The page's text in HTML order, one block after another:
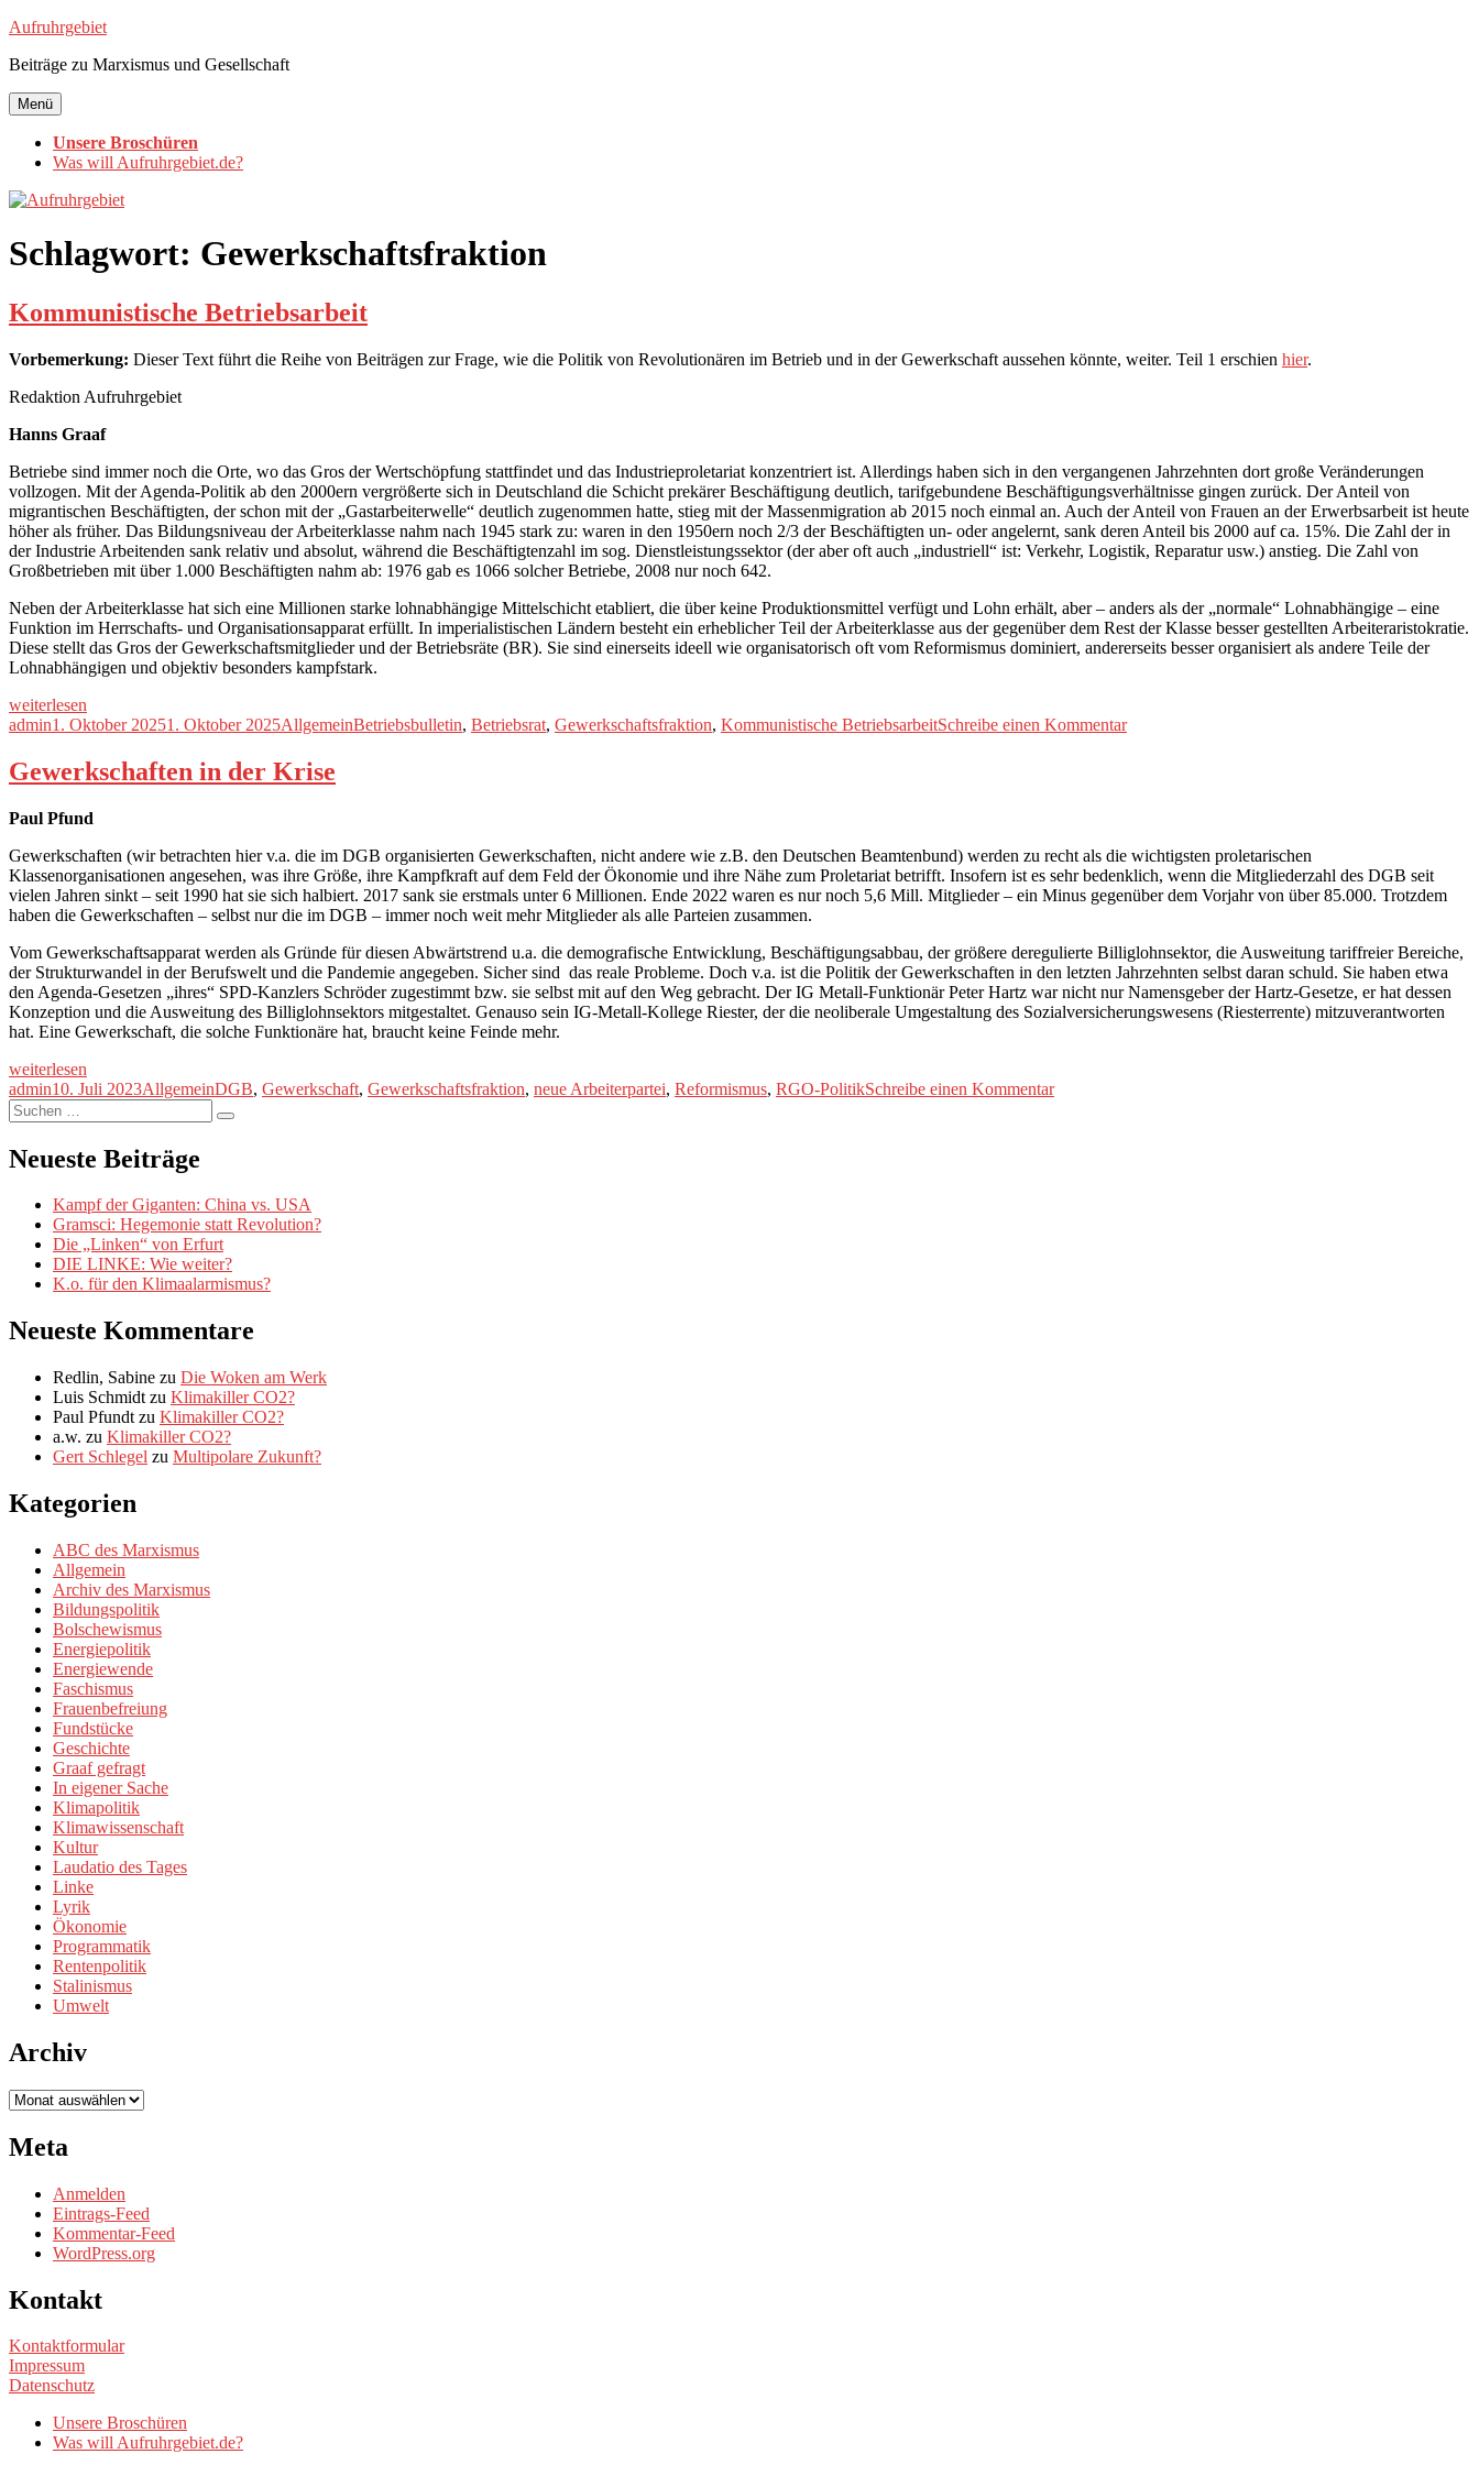
Zum
springen
Aufruhrgebiet
Beiträge zu Marxismus und Gesellschaft
Menü
Unsere Broschüren
Was will Aufruhrgebiet.de?
Schlagwort: Gewerkschaftsfraktion
Kommunistische Betriebsarbeit
Vorbemerkung: Dieser Text führt die Reihe von Beiträgen zur Frage, wie die Politik von Revolutionären im Betrieb und in der Gewerkschaft aussehen könnte, weiter. Teil 1 erschien hier.
Redaktion Aufruhrgebiet
Hanns Graaf
Betriebe sind immer noch die Orte, wo das Gros der Wertschöpfung stattfindet und das Industrieproletariat konzentriert ist. Allerdings haben sich in den vergangenen Jahrzehnten dort große Veränderungen
vollzogen. Mit der Agenda-Politik ab den 2000ern vergrößerte sich in Deutschland die Schicht prekärer Beschäftigung deutlich, tarifgebundene Beschäftigungsverhältnisse gingen zurück. Der Anteil von
migrantischen Beschäftigten, der schon mit der „Gastarbeiterwelle“ deutlich zugenommen hatte, stieg mit der Massenmigration ab 2015 noch einmal an. Auch der Anteil von Frauen an der Erwerbsarbeit ist heute
höher als früher. Das Bildungsniveau der Arbeiterklasse nahm nach 1945 stark zu: waren in den 1950ern noch 2/3 der Beschäftigten un- oder angelernt, sank deren Anteil bis 2000 auf ca. 15%. Die Zahl der in
der Industrie Arbeitenden sank relativ und absolut, während die Beschäftigtenzahl im sog. Dienstleistungssektor (der aber oft auch „industriell“ ist: Verkehr, Logistik, Reparatur usw.) anstieg. Die Zahl von
Großbetrieben mit über 1.000 Beschäftigten nahm ab: 1976 gab es 1066 solcher Betriebe, 2008 nur noch 642.
Neben der Arbeiterklasse hat sich eine Millionen starke lohnabhängige Mittelschicht etabliert, die über keine Produktionsmittel verfügt und Lohn erhält, aber – anders als der „normale“ Lohnabhängige – eine
Funktion im Herrschafts- und Organisationsapparat erfüllt. In imperialistischen Ländern besteht ein erheblicher Teil der Arbeiterklasse aus der gegenüber dem Rest der Klasse besser gestellten Arbeiteraristokratie.
Diese stellt das Gros der Gewerkschaftsmitglieder und der Betriebsräte (BR). Sie sind einerseits ideell wie organisatorisch oft vom Reformismus dominiert, andererseits besser organisiert als andere Teile der
Lohnabhängigen und objektiv besonders kampfstark.
„Kommunistische
Betriebsarbeit“
weiterlesen
Autor
adminVeröffentlicht
1. Oktober 20251. Oktober 2025Kategorien
AllgemeinSchlagwörter
Betriebsbulletin, Betriebsrat, Gewerkschaftsfraktion, Kommunistische BetriebsarbeitSchreibe einen Kommentarzu
Gewerkschaften in der Krise
Paul Pfund
Gewerkschaften (wir betrachten hier v.a. die im DGB organisierten Gewerkschaften, nicht andere wie z.B. den Deutschen Beamtenbund) werden zu recht als die wichtigsten proletarischen
Klassenorganisationen angesehen, was ihre Größe, ihre Kampfkraft auf dem Feld der Ökonomie und ihre Nähe zum Proletariat betrifft. Insofern ist es sehr bedenklich, wenn die Mitgliederzahl des DGB seit
vielen Jahren sinkt – seit 1990 hat sie sich halbiert. 2017 sank sie erstmals unter 6 Millionen. Ende 2022 waren es nur noch 5,6 Mill. Mitglieder – ein Minus gegenüber dem Vorjahr von über 85.000. Trotzdem
haben die Gewerkschaften – selbst nur die im DGB – immer noch weit mehr Mitglieder als alle Parteien zusammen.
Vom Gewerkschaftsapparat werden als Gründe für diesen Abwärtstrend u.a. die demografische Entwicklung, Beschäftigungsabbau, der größere deregulierte Billiglohnsektor, die Ausweitung tariffreier Bereiche,
der Strukturwandel in der Berufswelt und die Pandemie angegeben. Sicher sind das reale Probleme. Doch v.a. ist die Politik der Gewerkschaften in den letzten Jahrzehnten selbst daran schuld. Sie haben etwa
den Agenda-Gesetzen „ihres“ SPD-Kanzlers Schröder zugestimmt bzw. sie selbst mit auf den Weg gebracht. Der IG Metall-Funktionär Peter Hartz war nicht nur Namensgeber der Hartz-Gesetze, er hat dessen
Konzeption und die Ausweitung des Billiglohnsektors mitgestaltet. Genauso sein IG-Metall-Kollege Riester, der die neoliberale Umgestaltung des Sozialversicherungswesens (Riesterrente) mitzuverantworten
hat. Eine Gewerkschaft, die solche Funktionäre hat, braucht keine Feinde mehr.
„Gewerkschaften
in
der
Krise“
weiterlesen
Autor
adminVeröffentlicht
am
10. Juli 2023Kategorien
AllgemeinSchlagwörter
DGB, Gewerkschaft, Gewerkschaftsfraktion, neue Arbeiterpartei, Reformismus, RGO-PolitikSchreibe einen Kommentarzu
Suche
nach:
Suchen
Neueste Beiträge
Kampf der Giganten: China vs. USA
Gramsci: Hegemonie statt Revolution?
Die „Linken“ von Erfurt
DIE LINKE: Wie weiter?
K.o. für den Klimaalarmismus?
Neueste Kommentare
Redlin, Sabine zu Die Woken am Werk
Luis Schmidt zu Klimakiller CO2?
Paul Pfundt zu Klimakiller CO2?
a.w. zu Klimakiller CO2?
Gert Schlegel zu Multipolare Zukunft?
Kategorien
ABC des Marxismus
Allgemein
Archiv des Marxismus
Bildungspolitik
Bolschewismus
Energiepolitik
Energiewende
Faschismus
Frauenbefreiung
Fundstücke
Geschichte
Graaf gefragt
In eigener Sache
Klimapolitik
Klimawissenschaft
Kultur
Laudatio des Tages
Linke
Lyrik
Ökonomie
Programmatik
Rentenpolitik
Stalinismus
Umwelt
Archiv
Archiv
Meta
Anmelden
Eintrags-Feed
Kommentar-Feed
WordPress.org
Kontakt
Kontaktformular
Impressum
Datenschutz
Unsere Broschüren
Was will Aufruhrgebiet.de?